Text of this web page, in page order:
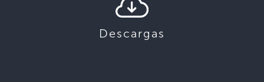
Descargas